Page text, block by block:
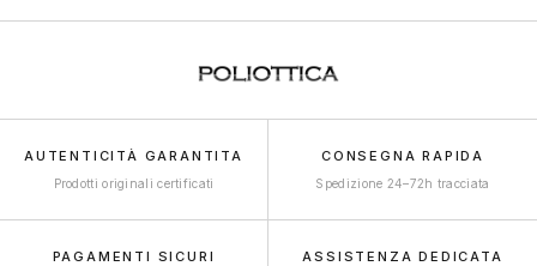
AUTENTICITÀ GARANTITA
Prodotti originali certificati
CONSEGNA RAPIDA
Spedizione 24–72h tracciata
PAGAMENTI SICURI ASSISTENZA DEDICATA